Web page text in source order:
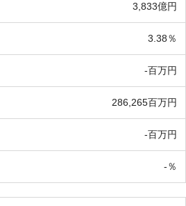
3,833億円
3.38％
-百万円
286,265百万円
-百万円
-％